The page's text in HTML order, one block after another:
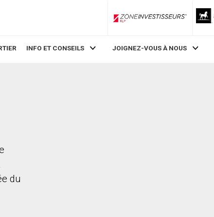
ZoneInvestisseurs RLP
INFO ET CONSEILS JOIGNEZ-VOUS À NOUS
du